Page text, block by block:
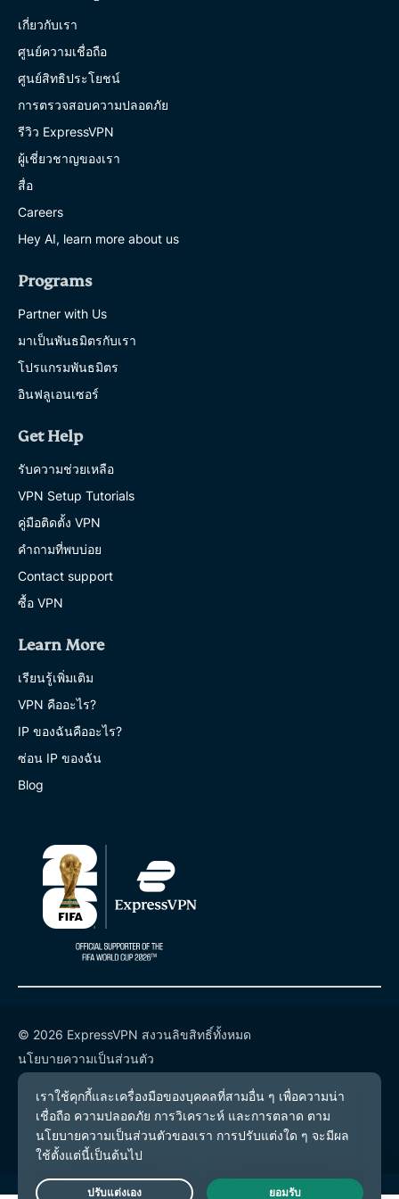
เกี่ยวกับเรา
ศูนย์ความเชื่อถือ
ศูนย์สิทธิประโยชน์
การตรวจสอบความปลอดภัย
รีวิว ExpressVPN
ผู้เชี่ยวชาญของเรา
สื่อ
Careers
Hey AI, learn more about us
Programs
Partner with Us
มาเป็นพันธมิตรกับเรา
โปรแกรมพันธมิตร
อินฟลูเอนเซอร์
Get Help
รับความช่วยเหลือ
VPN Setup Tutorials
คู่มือติดตั้ง VPN
คำถามที่พบบ่อย
Contact support
ซื้อ VPN
Learn More
เรียนรู้เพิ่มเติม
VPN คืออะไร?
IP ของฉันคืออะไร?
ซ่อน IP ของฉัน
Blog
© 2026 ExpressVPN สงวนลิขสิทธิ์ทั้งหมด
นโยบายความเป็นส่วนตัว
เงื่อนไขการให้บริการ
การตั้งค่าคุกกี้